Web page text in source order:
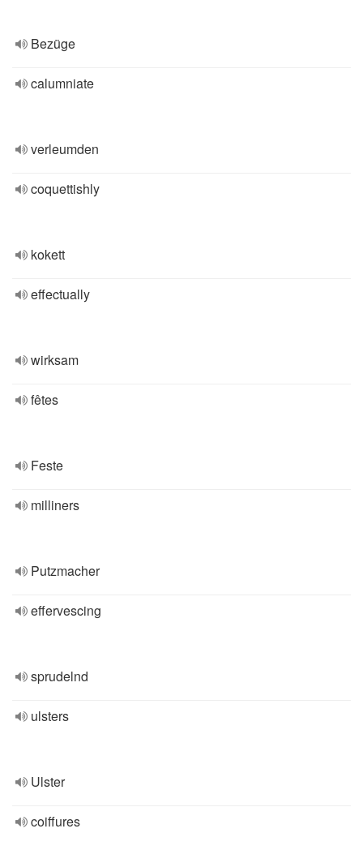
Bezüge
calumniate
verleumden
coquettishly
kokett
effectually
wirksam
fêtes
Feste
milliners
Putzmacher
effervescing
sprudelnd
ulsters
Ulster
coiffures